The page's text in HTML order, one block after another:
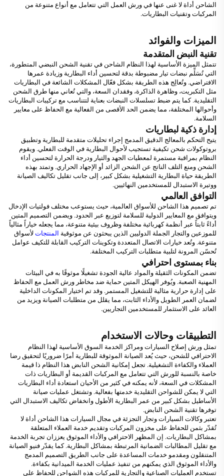
الشاحن أداة لا غنى عنها في ورش العمل التي تتعامل مع أنواع متنوعة من
المركبات وتقنيات البطاريات.
الميزات والفوائد
تقنية النبض المتقدمة
تتمثل الميزة الأساسية لهذا النظام الشاحن في تقنية الشحن النبضي المتطورة،
التي تُسَلِّم نبضات تيار مضبوطة بدقة لتحسين أداء البطارية وزيادة عمرها
الافتراضي. وتُعالِج هذه الطريقة بشكل فعّال المشكلات الشائعة في البطاريات
مثل التكبريت، وظاهرة الذاكرة، وفقدان السعة، والتي تُعاني منها طرق الشحن
التقليدية. كما يتم ضبط تسلسلات النبضات بعناية لتتناسب مع تركيبات البطاريات
وأحوالها المختلفة، مما يضمن الحد الأقصى من الفعالية مع الحفاظ على معايير
السلامة.
إدارة ذكية لبطاريات
يتيح التحكم بالمعالج الدقيق المدمج إجراء تحليلات متقدمة للبطارية وتطبيق
بروتوكولات شحن تكيفية تستجيب لأحوال البطارية في الوقت الفعلي. ويقوم
النظام بمراقبة مستمرة لمعطيات الجهد والتيار ودرجة الحرارة لتحسين أداء
الشحن ومنع التلف الناتج عن الشحن الزائد أو الإجهاد الحراري. وتمتد بهذه
الطريقة حياة البطارية التشغيلية بشكل كبير، إلى جانب تقليل تكاليف الصيانة
ووتيرة الاستبدال للمستخدمين النهائيين.
التوافق العالمي
تم تصميم هذا الشاحن للأسواق العالمية، حيث يستوعب مختلف فولتيات الإدخال
ويتوافق مع المعايير الدولية للسلامة لتوزيع عبر الحدود. ويضمن التصميم المتين
أداءً ثابتاً عبر أنظمة كهربائية مختلفة وظروف بيئية متنوعة، مما يجعله خياراً مثالياً
للموزعين والتجار الجملة الدوليين الذين يبحثون عن موثوقية المنتجات لأسواق
متنوعة. وتُعد خيارات الاتصال المتعددة وتكوينات التركيب القابلة للتكيف عوامل
تُحسّن المرونة لتلبية متطلبات التركيب المختلفة.
بناء بمستوى احترافي
تضمن المكونات الثقيلة والمواد عالية الجودة تشغيلًا موثوقًا به في البيئات
المهنية الصعبة. ويُوفر الهيكل المتين حماية ضد مخاطر ورش العمل مع الحفاظ
على إدارة حرارية مثالية للتشغيل المستمر. وقد تم اختيار المكونات الداخلية
لضمان العمر الطويل والأداء الثابت، مما يقلل من متطلبات الصيانة ويزيد من
العائد على الاستثمار للمستخدمين التجاريين.
التطبيقات وحالات الاستخدام
تمثل ورش إصلاح السيارات ومراكز الخدمة السوق الأساسية لهذا النظام
الاحترافي للشحن، حيث يُعد الصيانة الموثوقة للبطارية أمرًا ضروريًا لتحقيق رضا
العملاء والكفاءة التشغيلية. تجعل إمكانية الشحن النابض هذا النظام ذا قيمة
خاصة بالنسبة للورش التي تتعامل مع المركبات القديمة أو البطاريات ذات
المشكلات في السعة، لأنه يمكنه في كثير من الأحيان استعادة أداء البطاريات
التي لا يمكن للشواحن التقليدية خدمتها بفعالية. وتشتغل عمليات صيانة
الأساطيل بشكل كبير من عمر البطارية الأطول وانخفاض تكاليف الاستبدال التي
توفرها تقنية الشحن النابض.
تعتبر وكالات السيارات وتجار التجزئة في مجال السيارات هذا الشاحن أداة لا
تُقدّر بثمن للحفاظ على مخزون المركبات وتقديم خدمة العملاء المتعلقة
بمشاكل البطاريات. إن المظهر الاحترافي والأداء الموثوق يعززان تجربة الخدمة
مع تقليل المطالبات الضمانية المرتبطة بمشاكل البطارية. كما يقدّر فنيو الصيانة
المتنقلون ومقدمو خدمات المساعدة على جانب الطريق التصميم المدمج
والأداء الموثوق الذي يمكنهم من تنفيذ عمليات الخدمة الميدانية بكفاءة.
تستخدم العمليات الصناعية والتجارية للمركبات هذه الشواحن للحفاظ على